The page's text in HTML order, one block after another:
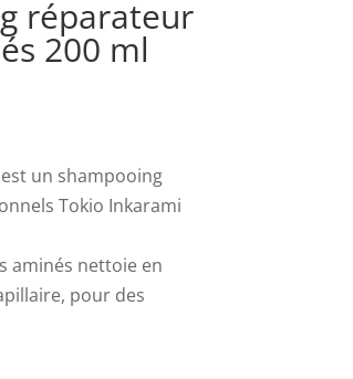
réparateur
200 ml
un shampooing
Tokio Inkarami
aminés nettoie en
pour des